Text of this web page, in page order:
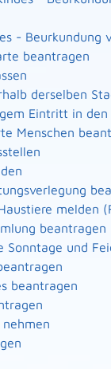
- Beurkundung
beantragen
derselben
Eintritt in den
Menschen
melden
beantragen
Sonntage und
beantragen